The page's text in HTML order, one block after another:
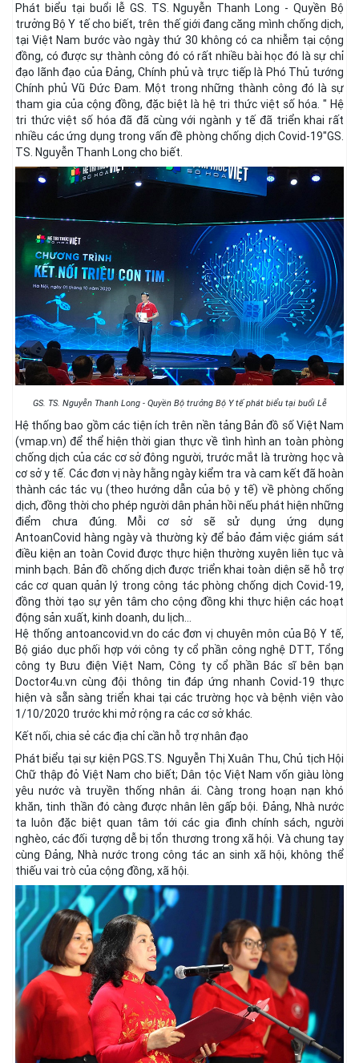
Phát biểu tại buổi lễ GS. TS. Nguyễn Thanh Long - Quyền Bộ
trưởng Bộ Y tế cho biết, trên thế giới đang căng mình chống dịch,
tại Việt Nam bước vào ngày thứ 30 không có ca nhiễm tại cộng
đồng, có được sự thành công đó có rất nhiều bài học đó là sự chỉ
đạo lãnh đạo của Đảng, Chính phủ và trực tiếp là Phó Thủ tướng
Chính phủ Vũ Đức Đam. Một trong những thành công đó là sự
tham gia của cộng đồng, đặc biệt là hệ tri thức việt số hóa. " Hệ
tri thức việt số hóa đã đã cùng với ngành y tế đã triển khai rất
nhiều các ứng dụng trong vấn đề phòng chống dịch Covid-19"GS.
TS. Nguyễn Thanh Long cho biết.
GS. TS. Nguyễn Thanh Long - Quyền Bộ trưởng Bộ Y tế phát biểu tại buổi Lễ
Hệ thống bao gồm các tiện ích trên nền tảng Bản đồ số Việt Nam
(vmap.vn) để thể hiện thời gian thực về tình hình an toàn phòng
chống dịch của các cơ sở đông người, trước mắt là trường học và
cơ sở y tế. Các đơn vị này hằng ngày kiểm tra và cam kết đã hoàn
thành các tác vụ (theo hướng dẫn của bộ y tế) về phòng chống
dịch, đồng thời cho phép người dân phản hồi nếu phát hiện những
điểm chưa đúng. Mỗi cơ sở sẽ sử dụng ứng dụng
AntoanCovid hàng ngày và thường kỳ để bảo đảm việc giám sát
điều kiện an toàn Covid được thực hiện thường xuyên liên tục và
minh bạch. Bản đồ chống dịch được triển khai toàn diện sẽ hỗ trợ
các cơ quan quản lý trong công tác phòng chống dịch Covid-19,
đồng thời tạo sự yên tâm cho cộng đồng khi thực hiện các hoạt
động sản xuất, kinh doanh, du lịch…
Hệ thống antoancovid.vn do các đơn vị chuyên môn của Bộ Y tế,
Bộ giáo dục phối hợp với công ty cổ phần công nghệ DTT, Tổng
công ty Bưu điện Việt Nam, Công ty cổ phần Bác sĩ bên bạn
Doctor4u.vn cùng đội thông tin đáp ứng nhanh Covid-19 thực
hiện và sẵn sàng triển khai tại các trường học và bệnh viện vào
1/10/2020 trước khi mở rộng ra các cơ sở khác.
Kết nối, chia sẻ các địa chỉ cần hỗ trợ nhân đạo
Phát biểu tại sự kiện PGS.TS. Nguyễn Thị Xuân Thu, Chủ tịch Hội
Chữ thập đỏ Việt Nam cho biết; Dân tộc Việt Nam vốn giàu lòng
yêu nước và truyền thống nhân ái. Càng trong hoạn nạn khó
khăn, tinh thần đó càng được nhân lên gấp bội. Đảng, Nhà nước
ta luôn đặc biệt quan tâm tới các gia đình chính sách, người
nghèo, các đối tượng dễ bị tổn thương trong xã hội. Và chung tay
cùng Đảng, Nhà nước trong công tác an sinh xã hội, không thể
thiếu vai trò của cộng đồng, xã hội.